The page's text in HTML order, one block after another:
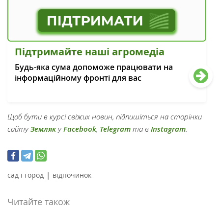
Підтримайте наші агромедіа
Будь-яка сума допоможе працювати на
інформаційному фронті для вас
Щоб бути в курсі свіжих новин, підпишіться на сторінки
сайтуЗемлякуFacebook, Telegram та в Instagram.
сад і город | відпочинок
Читайте також